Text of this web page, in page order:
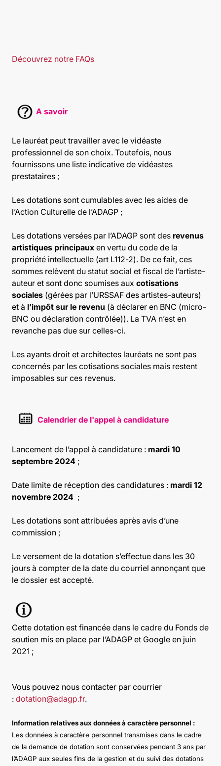
Découvrez notre FAQs
A savoir
Le lauréat peut travailler avec le vidéaste
professionnel de son choix. Toutefois, nous
fournissons une liste indicative de vidéastes
prestataires ;
Les dotations sont cumulables avec les aides de
l’Action Culturelle de l’ADAGP ;
Les dotations versées par l’ADAGP sont des revenus
artistiques principaux en vertu du code de la
propriété intellectuelle (art L112-2). De ce fait, ces
sommes relèvent du statut social et fiscal de l’artiste-
auteur et sont donc soumises aux cotisations
sociales (gérées par l’URSSAF des artistes-auteurs)
et à l’impôt sur le revenu (à déclarer en BNC (micro-
BNC ou déclaration contrôlée)). La TVA n’est en
revanche pas due sur celles-ci.
Les ayants droit et architectes lauréats ne sont pas
concernés par les cotisations sociales mais restent
imposables sur ces revenus.
Calendrier de l'appel à candidature
Lancement de l’appel à candidature : mardi 10
septembre 2024 ;
Date limite de réception des candidatures : mardi 12
novembre 2024 ;
Les dotations sont attribuées après avis d’une
commission ;
Le versement de la dotation s’effectue dans les 30
jours à compter de la date du courriel annonçant que
le dossier est accepté.
Cette dotation est financée dans le cadre du Fonds de
soutien mis en place par l’ADAGP et Google en juin
2021 ;
Vous pouvez nous contacter par courrier
: dotation@adagp.fr.
Information relatives aux données à caractère personnel :
Les données à caractère personnel transmises dans le cadre
de la demande de dotation sont conservées pendant 3 ans par
l’ADAGP aux seules fins de la gestion et du suivi des dotations